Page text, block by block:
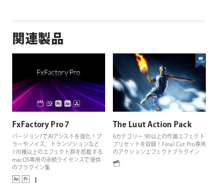
関連製品
FxFactory Pro 7
バージョン7でAIアシストを強化！ブ
ラーやノイズ、トランジションなど
170種以上のエフェクト群を搭載する
macOS専用の永続ライセンスで提供
のプラグイン集
The Luut Action Pack
6カテゴリー 90以上の作画エフェクト
プリセットを収録！Final Cut Pro専用
のアクションエフェクトプラグイン